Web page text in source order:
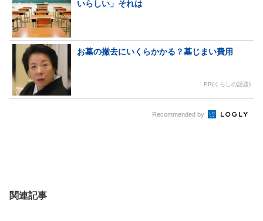
いらしい」それは
お墓の撤去にいくらかかる？墓じまい費用
PR(くらしの話題)
Recommended by
関連記事